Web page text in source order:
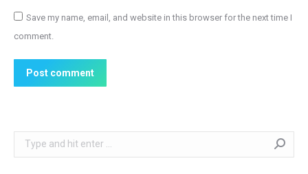
Save my name, email, and website in this browser for the next time I
comment.
Post comment
Search: